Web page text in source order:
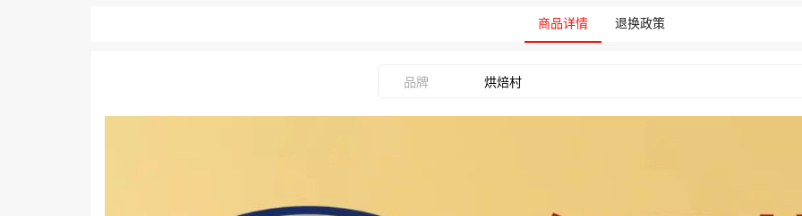
商品详情 退换政策
品牌 烘焙村